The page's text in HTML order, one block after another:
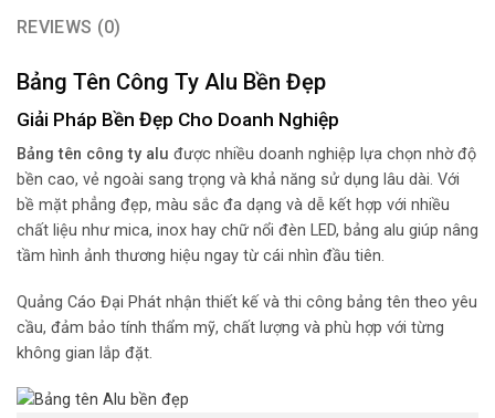
REVIEWS (0)
Bảng Tên Công Ty Alu Bền Đẹp
Giải Pháp Bền Đẹp Cho Doanh Nghiệp
Bảng tên công ty alu được nhiều doanh nghiệp lựa chọn nhờ độ
bền cao, vẻ ngoài sang trọng và khả năng sử dụng lâu dài. Với
bề mặt phẳng đẹp, màu sắc đa dạng và dễ kết hợp với nhiều
chất liệu như mica, inox hay chữ nổi đèn LED, bảng alu giúp nâng
tầm hình ảnh thương hiệu ngay từ cái nhìn đầu tiên.
Quảng Cáo Đại Phát nhận thiết kế và thi công bảng tên theo yêu
cầu, đảm bảo tính thẩm mỹ, chất lượng và phù hợp với từng
không gian lắp đặt.